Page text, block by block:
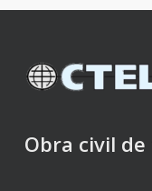
Obra civil